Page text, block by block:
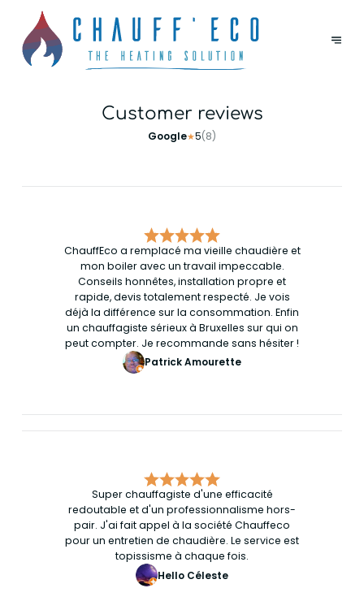
Customer reviews
Google★5(8)
ChauffEco a remplacé ma vieille chaudière et
mon boiler avec un travail impeccable.
Conseils honnêtes, installation propre et
rapide, devis totalement respecté. Je vois
déjà la différence sur la consommation. Enfin
un chauffagiste sérieux à Bruxelles sur qui on
peut compter. Je recommande sans hésiter !
Patrick Amourette
Super chauffagiste d'une efficacité
redoutable et d'un professionnalisme hors-
pair. J'ai fait appel à la société Chauffeco
pour un entretien de chaudière. Le service est
topissisme à chaque fois.
Hello Céleste